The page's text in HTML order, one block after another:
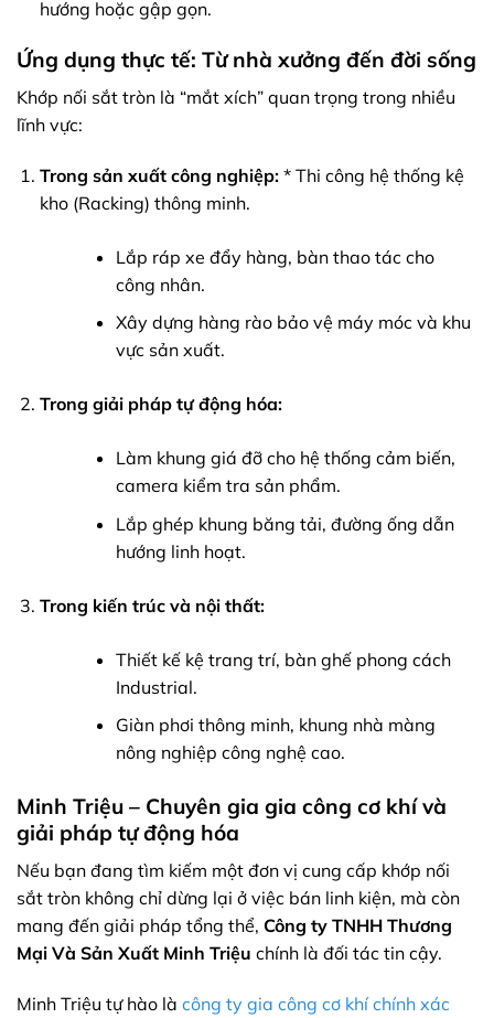
hướng hoặc gập gọn.
Ứng dụng thực tế: Từ nhà xưởng đến đời sống
Khớp nối sắt tròn là “mắt xích” quan trọng trong nhiều
lĩnh vực:
Trong sản xuất công nghiệp:* Thi công hệ thống kệ
kho (Racking) thông minh.
Lắp ráp xe đẩy hàng, bàn thao tác cho
công nhân.
Xây dựng hàng rào bảo vệ máy móc và khu
vực sản xuất.
Trong giải pháp tự động hóa:
Làm khung giá đỡ cho hệ thống cảm biến,
camera kiểm tra sản phẩm.
Lắp ghép khung băng tải, đường ống dẫn
hướng linh hoạt.
Trong kiến trúc và nội thất:
Thiết kế kệ trang trí, bàn ghế phong cách
Industrial.
Giàn phơi thông minh, khung nhà màng
nông nghiệp công nghệ cao.
Minh Triệu – Chuyên gia gia công cơ khí và
giải pháp tự động hóa
Nếu bạn đang tìm kiếm một đơn vị cung cấp khớp nối
sắt tròn không chỉ dừng lại ở việc bán linh kiện, mà còn
mang đến giải pháp tổng thể, Công ty TNHH Thương
Mại Và Sản Xuất Minh Triệu chính là đối tác tin cậy.
Minh Triệu tự hào là công ty gia công cơ khí chính xác